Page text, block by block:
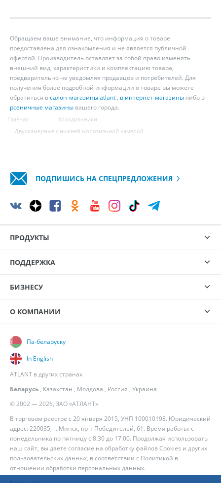
Обращаем ваше внимание, что информация о товаре
предоставлена для ознакомления и не является публичной
офертой. Производитель оставляет за собой право изменять
внешний вид, характеристики и комплектацию товара,
предварительно не уведомляя продавцов и потребителей. Для
получения более подробной информации о товаре вы можете
обратиться всалон-магазины atlant , в интернет-магазинылибо в
розничные магазины вашего города.
Главная
Холодильники
Двухкамерные с нижней морозильной камерой
ПОДПИШИСЬ НА СПЕЦПРЕДЛОЖЕНИЯ
ПРОДУКТЫ
ПОДДЕРЖКА
БИЗНЕСУ
О КОМПАНИИ
© 2002 — 2026, ЗАО «АТЛАНТ»
В торговом реестре с 20 января 2015, УНП 100010198. Юридический
адрес: 220035, г. Минск, пр-т Победителей, 61. Время работы: с
понедельника по пятницу с 8:30 до 17:00. Продолжая использовать
наш сайт, вы даете согласие на обработку файлов Cookies и других
пользовательских данных, в соответствии с Политикой в
отношении обработки персональных данных.
Па-беларуску
In English
ATLANT в других странах
Беларусь , Казахстан , Молдова , Россия , Украина